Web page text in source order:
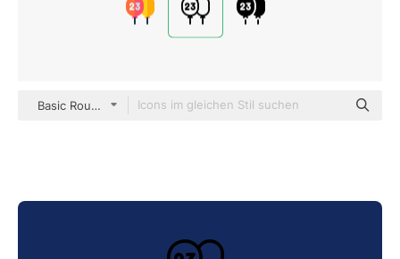
Basic Rounded Lineal